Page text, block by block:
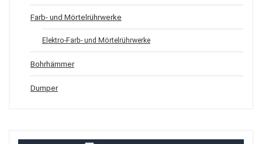
Farb- und Mörtelrührwerke
Elektro-Farb- und Mörtelrührwerke
Bohrhämmer
Dumper